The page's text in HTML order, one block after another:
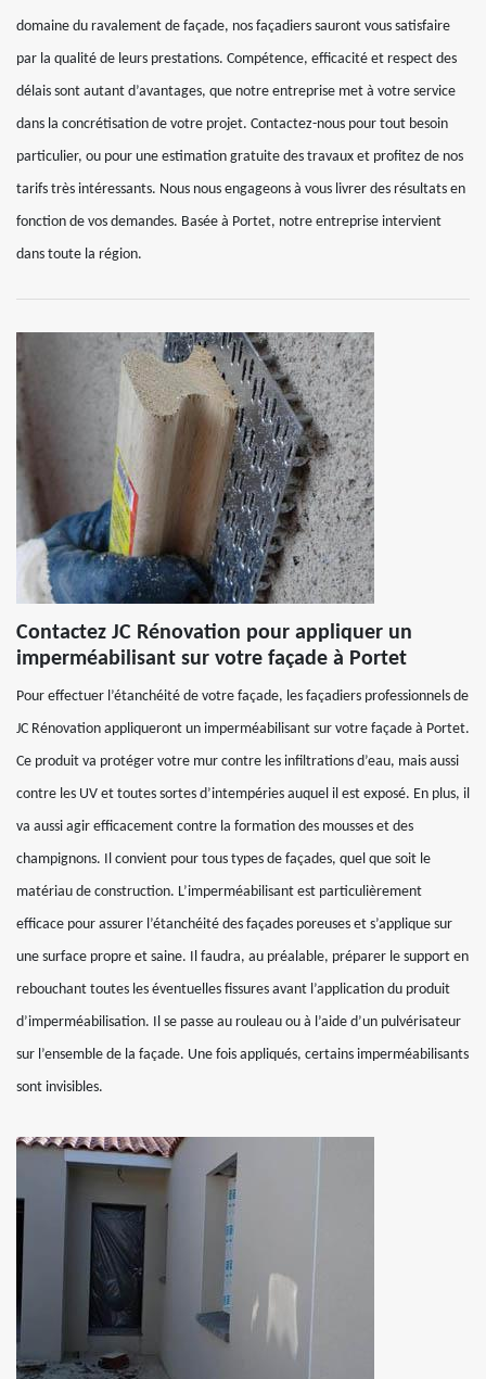
domaine du ravalement de façade, nos façadiers sauront vous satisfaire
par la qualité de leurs prestations. Compétence, efficacité et respect des
délais sont autant d’avantages, que notre entreprise met à votre service
dans la concrétisation de votre projet. Contactez-nous pour tout besoin
particulier, ou pour une estimation gratuite des travaux et profitez de nos
tarifs très intéressants. Nous nous engageons à vous livrer des résultats en
fonction de vos demandes. Basée à Portet, notre entreprise intervient
dans toute la région.
Contactez JC Rénovation pour appliquer un
imperméabilisant sur votre façade à Portet
Pour effectuer l’étanchéité de votre façade, les façadiers professionnels de
JC Rénovation appliqueront un imperméabilisant sur votre façade à Portet.
Ce produit va protéger votre mur contre les infiltrations d’eau, mais aussi
contre les UV et toutes sortes d’intempéries auquel il est exposé. En plus, il
va aussi agir efficacement contre la formation des mousses et des
champignons. Il convient pour tous types de façades, quel que soit le
matériau de construction. L’imperméabilisant est particulièrement
efficace pour assurer l’étanchéité des façades poreuses et s’applique sur
une surface propre et saine. Il faudra, au préalable, préparer le support en
rebouchant toutes les éventuelles fissures avant l’application du produit
d’imperméabilisation. Il se passe au rouleau ou à l’aide d’un pulvérisateur
sur l’ensemble de la façade. Une fois appliqués, certains imperméabilisants
sont invisibles.